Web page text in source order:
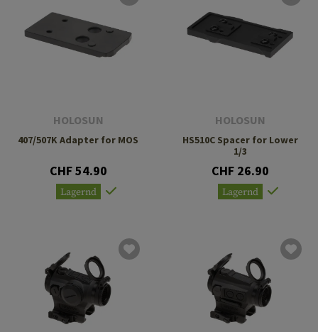
HOLOSUN
407/507K Adapter for MOS
CHF 54.90
Lagernd
HOLOSUN
HS510C Spacer for Lower
1/3
CHF 26.90
Lagernd